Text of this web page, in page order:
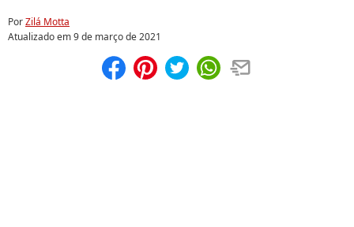
PorZilá Motta
Atualizado em9 de março de 2021